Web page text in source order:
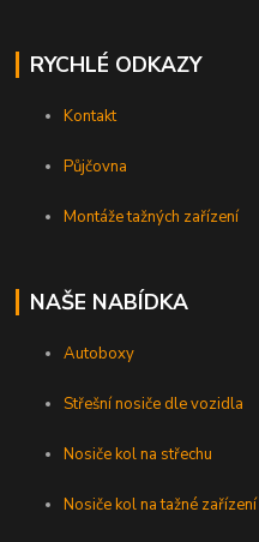
RYCHLÉ ODKAZY
Kontakt
Půjčovna
Montáže tažných zařízení
NAŠE NABÍDKA
Autoboxy
Střešní nosiče dle vozidla
Nosiče kol na střechu
Nosiče kol na tažné zařízení